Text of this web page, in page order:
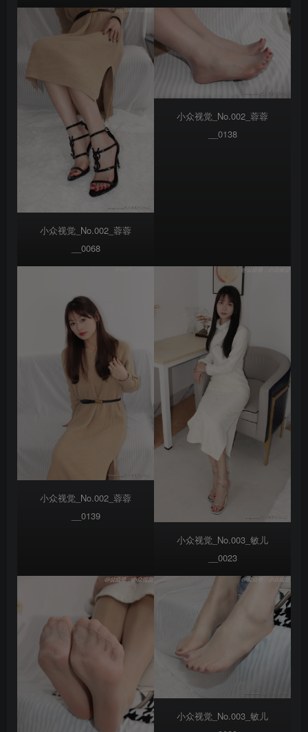
小众视觉_No.002_蓉蓉
__0068
小众视觉_No.002_蓉蓉
__0138
小众视觉_No.002_蓉蓉
__0139
小众视觉_No.003_敏儿
__0023
小众视觉_No.003_敏儿